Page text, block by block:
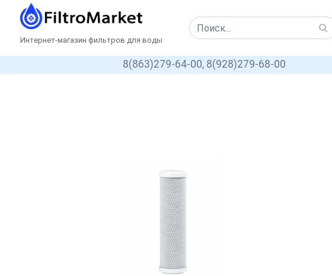
Интернет-магазин фильтров для воды
8(863)279-64-00, 8(928)279-68-00